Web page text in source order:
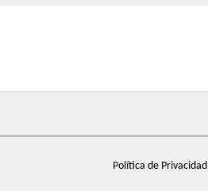
Política de Privacidad